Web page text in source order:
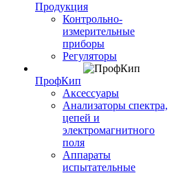
Продукция
Контрольно-
измерительные
приборы
Регуляторы
ПрофКип
Аксессуары
Анализаторы спектра,
цепей и
электромагнитного
поля
Аппараты
испытательные